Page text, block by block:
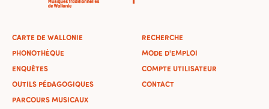
CARTE DE WALLONIE
PHONOTHÈQUE
ENQUÊTES
OUTILS PÉDAGOGIQUES
PARCOURS MUSICAUX
RECHERCHE
MODE D'EMPLOI
COMPTE UTILISATEUR
CONTACT